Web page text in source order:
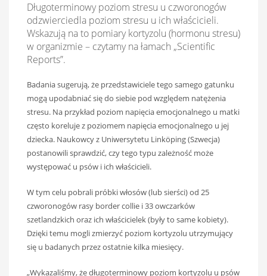
Długoterminowy poziom stresu u czworonogów
odzwierciedla poziom stresu u ich właścicieli.
Wskazują na to pomiary kortyzolu (hormonu stresu)
w organizmie – czytamy na łamach „Scientific
Reports”.
Badania sugerują, że przedstawiciele tego samego gatunku
mogą upodabniać się do siebie pod względem natężenia
stresu. Na przykład poziom napięcia emocjonalnego u matki
często koreluje z poziomem napięcia emocjonalnego u jej
dziecka. Naukowcy z Uniwersytetu Linköping (Szwecja)
postanowili sprawdzić, czy tego typu zależność może
występować u psów i ich właścicieli.
W tym celu pobrali próbki włosów (lub sierści) od 25
czworonogów rasy border collie i 33 owczarków
szetlandzkich oraz ich właścicielek (były to same kobiety).
Dzięki temu mogli zmierzyć poziom kortyzolu utrzymujący
się u badanych przez ostatnie kilka miesięcy.
„Wykazaliśmy, że długoterminowy poziom kortyzolu u psów